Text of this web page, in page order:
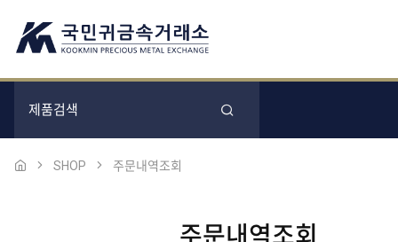
SHOP 주문내역조회